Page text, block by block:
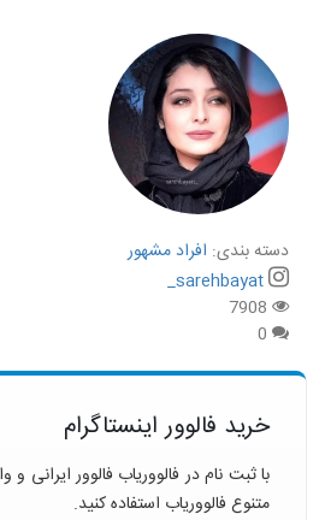
دسته بندی: افراد مشهور
sarehbayat_
خرید فالوور اینستاگرام
با ثبت نام در فالووریاب فالوور ایرانی
متنوع فالووریاب استفاده کنید.